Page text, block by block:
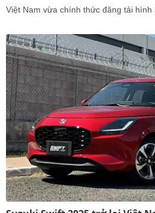
Việt Nam vừa chính thức đăng tải
thấy hãng đã sẵn sàng bước vào giai
mới, tạo đà cho màn ra mắt dự kiến